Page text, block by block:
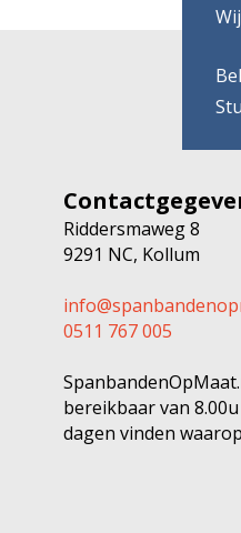
Riddersmaweg 8
9291 NC, Kollum
0511 767 005
bereikbaar van 8.00u
dagen vinden